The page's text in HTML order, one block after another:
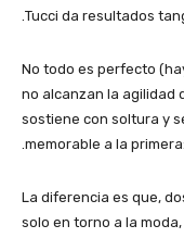
Tucci da resultados
No todo es perfecto
no alcanzan la agilidad
sostiene con soltura y
memorable a la
La diferencia es que,
solo en torno a la